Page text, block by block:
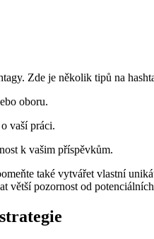
Zde je několik tipů na
oboru.
vaší práci.
k vašim příspěvkům.
také vytvářet vlastní
větší pozornost od